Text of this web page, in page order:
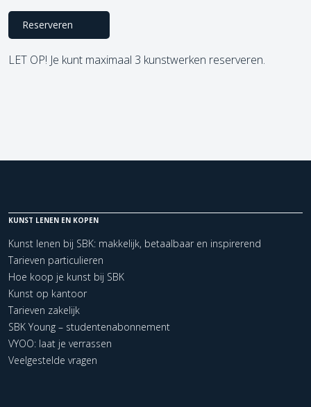
Reserveren
LET OP! Je kunt maximaal 3 kunstwerken reserveren.
KUNST LENEN EN KOPEN
Kunst lenen bij SBK: makkelijk, betaalbaar en inspirerend
Tarieven particulieren
Hoe koop je kunst bij SBK
Kunst op kantoor
Tarieven zakelijk
SBK Young – studentenabonnement
VYOO: laat je verrassen
Veelgestelde vragen